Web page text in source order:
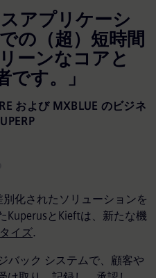
アプリケーシ
の（超）短時間
ーンなコアと
す。」
および MXBLUE のビジネ
化されたソリューションを
KuperusとKieftは、新たな機
イズ.
バック システムで、顧客や